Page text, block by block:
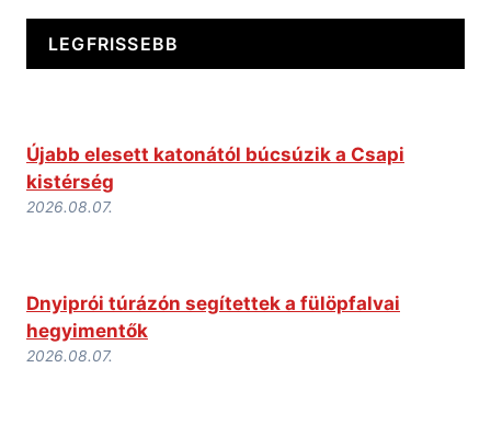
LEGFRISSEBB
Újabb elesett katonától búcsúzik a Csapi
kistérség
2026.08.07.
Dnyiprói túrázón segítettek a fülöpfalvai
hegyimentők
2026.08.07.